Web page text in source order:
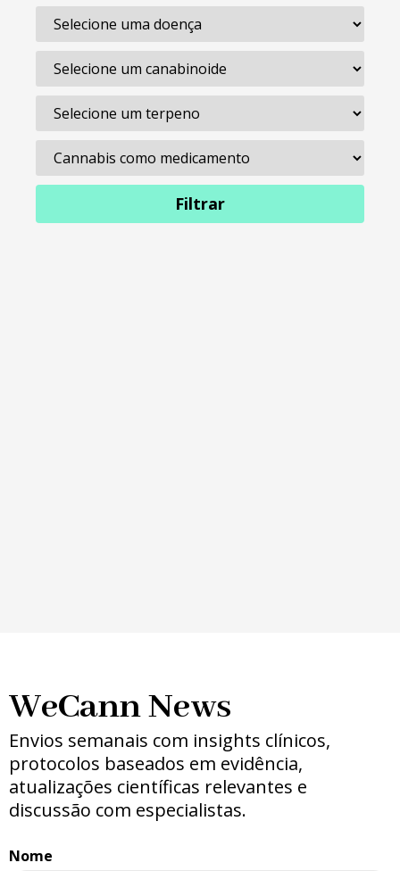
Filtrar
WeCann News
Envios semanais com insights clínicos,
protocolos baseados em evidência,
atualizações científicas relevantes e
discussão com especialistas.
Nome